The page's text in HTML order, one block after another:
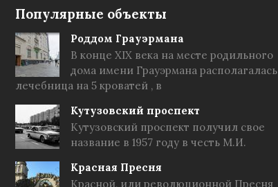
Популярные объекты
Роддом Грауэрмана
В конце XIX века на месте родильного
дома имени Грауэрмана располагалась
лечебница на 5 кроватей , в
Кутузовский проспект
Кутузовский проспект получил свое
название в 1957 году в честь М.И.
Красная Пресня
Красной, или революционной Пресня